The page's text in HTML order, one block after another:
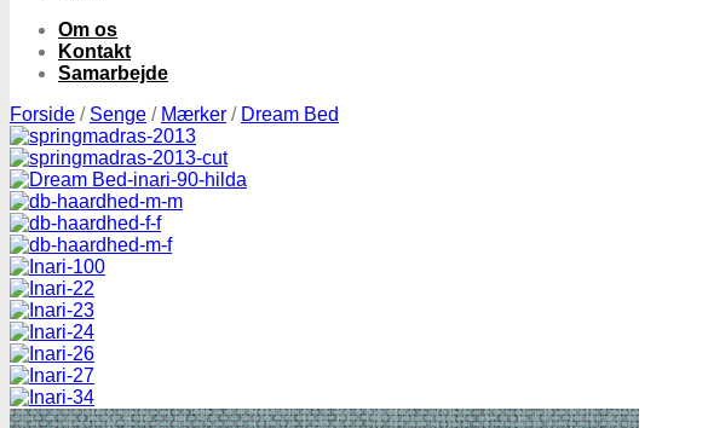
Om os
Kontakt
Samarbejde
Forside / Senge / Mærker / Dream Bed